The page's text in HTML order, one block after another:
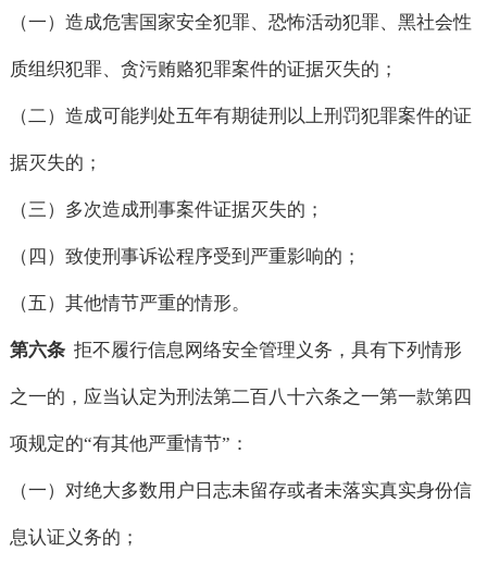
（一）造成危害国家安全犯罪、恐怖活动犯罪、黑社会性
质组织犯罪、贪污贿赂犯罪案件的证据灭失的；
（二）造成可能判处五年有期徒刑以上刑罚犯罪案件的证
据灭失的；
（三）多次造成刑事案件证据灭失的；
（四）致使刑事诉讼程序受到严重影响的；
（五）其他情节严重的情形。
第六条 拒不履行信息网络安全管理义务，具有下列情形
之一的，应当认定为刑法第二百八十六条之一第一款第四
项规定的“有其他严重情节”：
（一）对绝大多数用户日志未留存或者未落实真实身份信
息认证义务的；